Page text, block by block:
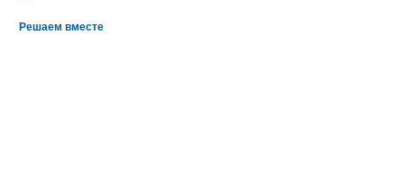
Решаем вместе